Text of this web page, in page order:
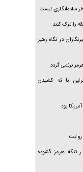
ساده‌انگاری نیست
را ترک کنند
در نگاه رهبر
برنمی گردد
با ته کشیدن
بود
تنگه هرمز گشوده